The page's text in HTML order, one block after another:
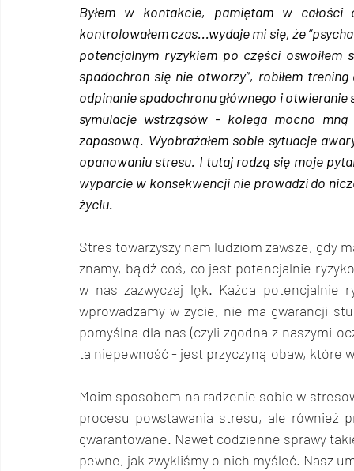
Byłem w kontakcie, pamiętam w całości
kontrolowałem czas...wydaje mi się, że
potencjalnym ryzykiem po części
spadochron się nie otworzy”, robiłem
odpinanie spadochronu głównego i
symulacje wstrząsów - kolega mocno mną
zapasową. Wyobrażałem sobie sytuacje
opanowaniu stresu. I tutaj rodzą się moje
wyparcie w konsekwencji nie prowadzi do
życiu.
Stres towarzyszy nam ludziom zawsze, gdy
znamy, bądź coś, co jest potencjalnie
w nas zazwyczaj lęk. Każda potencjalnie
wprowadzamy w życie, nie ma gwarancji
pomyślna dla nas (czyli zgodna z naszymi
ta niepewność - jest przyczyną obaw, które
Moim sposobem na radzenie sobie w
procesu powstawania stresu, ale również
gwarantowane. Nawet codzienne sprawy
pewne, jak zwykliśmy o nich myśleć. Nasz